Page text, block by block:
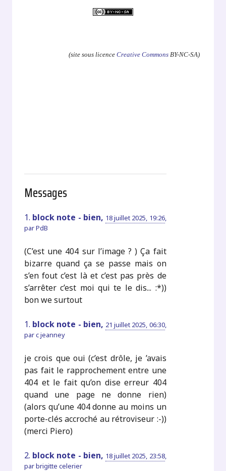
(site sous licence Creative CommonsBY-NC-SA)
Messages
1. block note - bien, 18 juillet 2025, 19:26,
parPdB
(C’est une 404 sur l’image ? ) Ça fait
bizarre quand ça se passe mais on
s’en fout c’est là et c’est pas près de
s’arrêter c’est moi qui te le dis... :*))
bon we surtout
1. block note - bien, 21 juillet 2025, 06:30,
parc jeanney
je crois que oui (c’est drôle, je ’avais
pas fait le rapprochement entre une
404 et le fait qu’on dise erreur 404
quand une page ne donne rien)
(alors qu’une 404 donne au moins un
porte-clés accroché au rétroviseur :-))
(merci Piero)
2. block note - bien, 18 juillet 2025, 23:58,
parbrigitte celerier